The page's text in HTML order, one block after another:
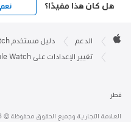
هل كان هذا مفيدًا؟ نعم
Footer

الدعم دليل مستخدم Apple Watch
تغيير الإعدادات على Apple Watch
قطر
العلامة التجارية وجميع الحقوق محفوظة © Apple Inc. 2026